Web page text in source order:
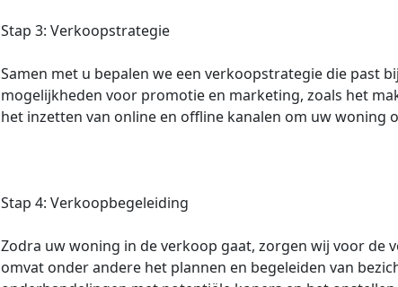
Stap 3: Verkoopstrategie
Samen met u bepalen we een verkoopstrategie die past
mogelijkheden voor promotie en marketing, zoals het
het inzetten van online en offline kanalen om uw woning
Stap 4: Verkoopbegeleiding
Zodra uw woning in de verkoop gaat, zorgen wij voor de
omvat onder andere het plannen en begeleiden van